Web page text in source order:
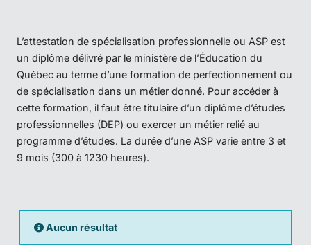
L’attestation de spécialisation professionnelle ou ASP est
un diplôme délivré par le ministère de l’Éducation du
Québec au terme d’une formation de perfectionnement ou
de spécialisation dans un métier donné. Pour accéder à
cette formation, il faut être titulaire d’un diplôme d’études
professionnelles (DEP) ou exercer un métier relié au
programme d’études. La durée d’une ASP varie entre 3 et
9 mois (300 à 1230 heures).
Aucun résultat